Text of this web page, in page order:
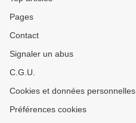
Pages
Contact
Signaler un abus
C.G.U.
Cookies et données personnelles
Préférences cookies